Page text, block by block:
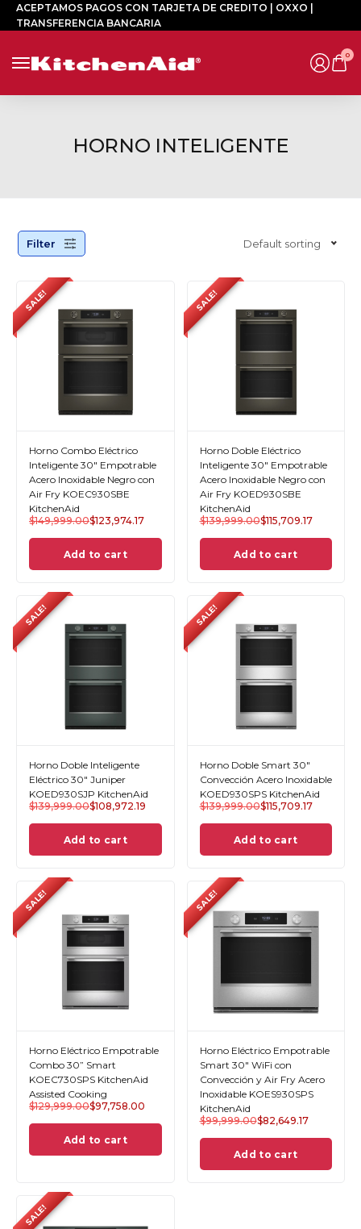
ACEPTAMOS PAGOS CON TARJETA DE CREDITO | OXXO |
TRANSFERENCIA BANCARIA
0
HORNO INTELIGENTE
Filter Default sorting
SALE!
Horno Combo Eléctrico
Inteligente 30" Empotrable
Acero Inoxidable Negro con
Air Fry KOEC930SBE
KitchenAid
$149,999.00$123,974.17
Add to cart
SALE!
Horno Doble Eléctrico
Inteligente 30" Empotrable
Acero Inoxidable Negro con
Air Fry KOED930SBE
KitchenAid
$139,999.00$115,709.17
Add to cart
SALE!
Horno Doble Inteligente
Eléctrico 30" Juniper
KOED930SJP KitchenAid
$139,999.00$108,972.19
Add to cart
SALE!
Horno Doble Smart 30"
Convección Acero Inoxidable
KOED930SPS KitchenAid
$139,999.00$115,709.17
Add to cart
SALE!
Horno Eléctrico Empotrable
Combo 30” Smart
KOEC730SPS KitchenAid
Assisted Cooking
$129,999.00$97,758.00
Add to cart
SALE!
Horno Eléctrico Empotrable
Smart 30" WiFi con
Convección y Air Fry Acero
Inoxidable KOES930SPS
KitchenAid
$99,999.00$82,649.17
Add to cart
SALE!